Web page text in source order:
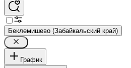
Беклемишево (Забайкальский край)
График